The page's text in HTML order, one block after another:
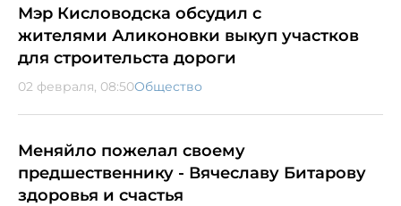
Мэр Кисловодска обсудил с
жителями Аликоновки выкуп участков
для строительста дороги
02 февраля, 08:50Общество
Меняйло пожелал своему
предшественнику - Вячеславу Битарову
здоровья и счастья